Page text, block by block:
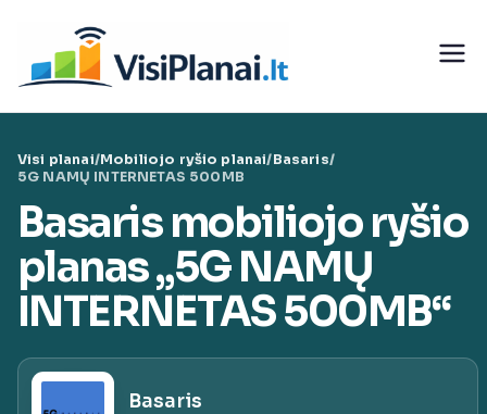
turinio
teleko
munika
cijų
paslaug
ų planai
Visi planai/Mobiliojo ryšio planai/Basaris/
5G NAMŲ INTERNETAS 500MB
Basaris mobiliojo ryšio
planas „5G NAMŲ
INTERNETAS 500MB“
Basaris